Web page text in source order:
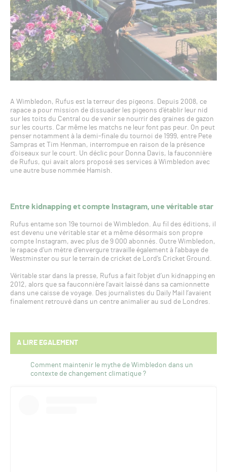
A Wimbledon, Rufus est la terreur des pigeons. Depuis 2008, ce
rapace a pour mission de dissuader les pigeons d’établir leur nid
sur les toits du Central ou de venir se nourrir des graines de gazon
sur les courts. Car même les matchs ne leur font pas peur. On peut
penser notamment à la demi-finale du tournoi de 1999, entre Pete
Sampras et Tim Henman, interrompue en raison de la présence
d’oiseaux sur le court. Un déclic pour Donna Davis, la fauconnière
de Rufus, qui avait alors proposé ses services à Wimbledon avec
une autre buse nommée Hamish.
Entre kidnapping et compte Instagram, une véritable star
Rufus entame son 19e tournoi de Wimbledon. Au fil des éditions, il
est devenu une véritable star et a même désormais son propre
compte Instagram, avec plus de 9 000 abonnés. Outre Wimbledon,
le rapace d’un mètre d’envergure travaille également à l’abbaye de
Westminster ou sur le terrain de cricket de Lord’s Cricket Ground.
Véritable star dans la presse, Rufus a fait l’objet d’un kidnapping en
2012, alors que sa fauconnière l’avait laissé dans sa camionnette
dans une caisse de voyage. Des journalistes du Daily Mail l’avaient
finalement retrouvé dans un centre animalier au sud de Londres.
A LIRE EGALEMENT
Comment maintenir le mythe de Wimbledon dans un
contexte de changement climatique ?